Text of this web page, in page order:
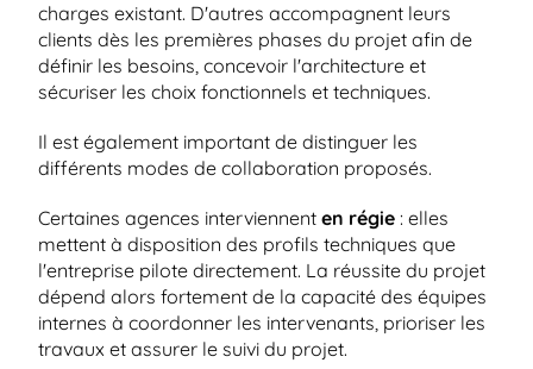
charges existant. D'autres accompagnent leurs
clients dès les premières phases du projet afin de
définir les besoins, concevoir l'architecture et
sécuriser les choix fonctionnels et techniques.
Il est également important de distinguer les
différents modes de collaboration proposés.
Certaines agences interviennent en régie : elles
mettent à disposition des profils techniques que
l'entreprise pilote directement. La réussite du projet
dépend alors fortement de la capacité des équipes
internes à coordonner les intervenants, prioriser les
travaux et assurer le suivi du projet.